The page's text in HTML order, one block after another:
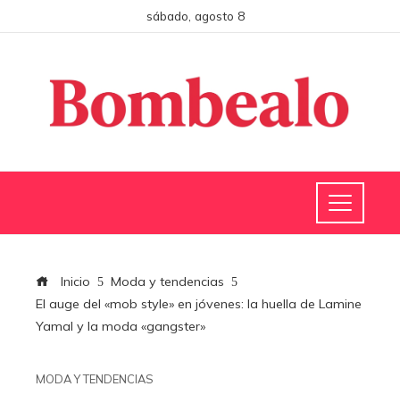
sábado, agosto 8
Inicio
Moda y tendencias
El auge del «mob style» en jóvenes: la huella de Lamine
Yamal y la moda «gangster»
MODA Y TENDENCIAS